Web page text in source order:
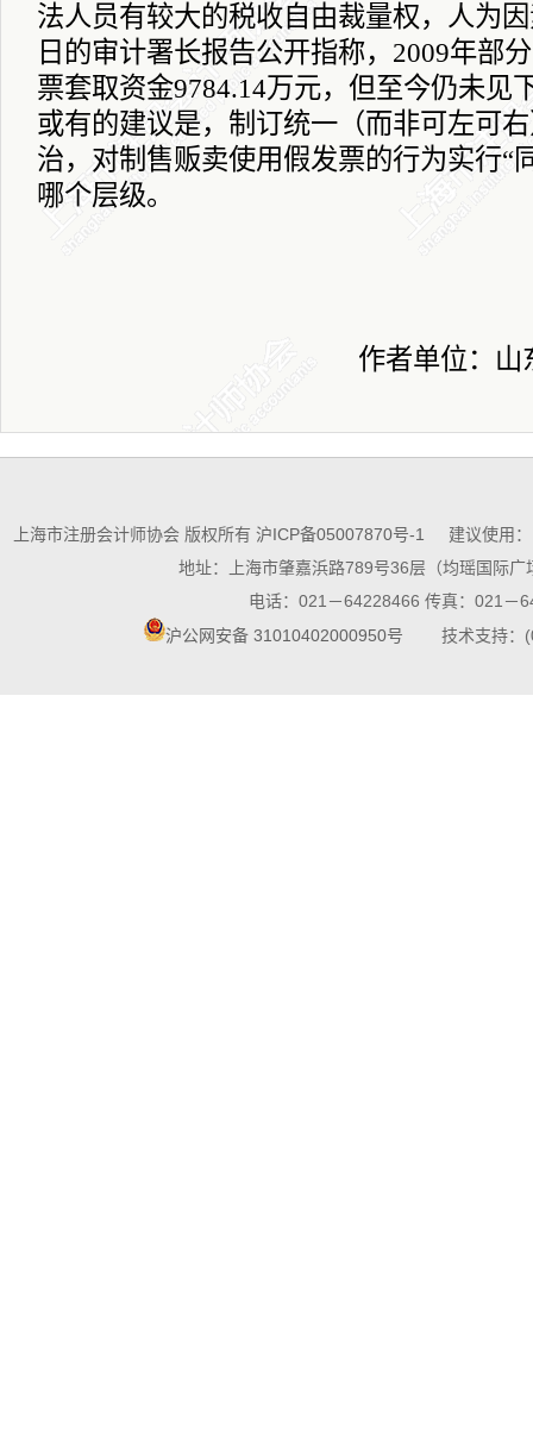
法人员有较大的税收自由裁量权，人为
日 的审计署长报告公开指称， 2009年部
票套取资金9784.14万元，但至今仍未见
或有的建议是，制订统一（而非可左可
治，对制售贩卖使用假发票的行为实行“
哪个层级。
作者单位：山
上海市注册会计师协会 版权所有 沪ICP备05007870号-1
建议使用：
地址：上海市肇嘉浜路789号36层（均瑶国际广
电话：021－64228466 传真：021－
沪公网安备 31010402000950号 技术支持：